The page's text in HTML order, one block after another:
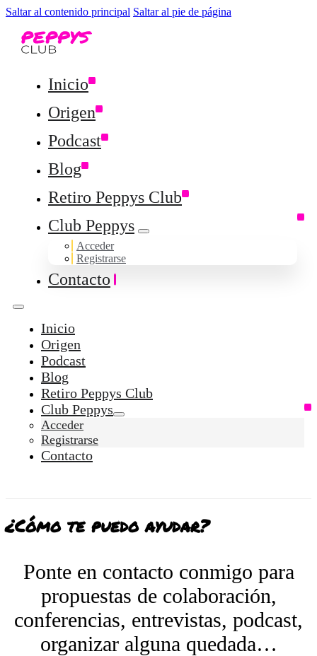
Saltar al contenido principal Saltar al pie de página
Inicio
Origen
Podcast
Blog
Retiro Peppys Club
Club Peppys
Acceder
Registrarse
Contacto
Inicio
Origen
Podcast
Blog
Retiro Peppys Club
Club Peppys
Acceder
Registrarse
Contacto
¿Cómo te puedo ayudar?
Ponte en contacto conmigo para
propuestas de colaboración,
conferencias, entrevistas, podcast,
organizar alguna quedada…